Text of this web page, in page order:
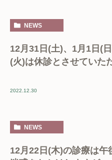
NEWS
12月31日(土)、1月1日(
(火)は休診とさせていた
2022.12.30
NEWS
12月22日(木)の診療は